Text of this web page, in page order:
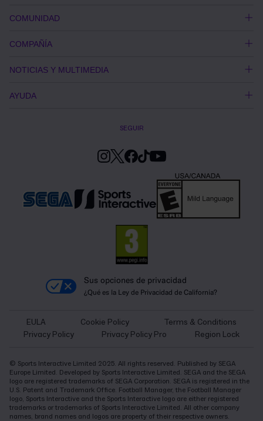
COMUNIDAD
COMPAÑÍA
NOTICIAS Y MULTIMEDIA
AYUDA
SEGUIR
Sus opciones de privacidad
¿Qué es la Ley de Privacidad de California?
EULA Cookie Policy
Terms & Conditions
Privacy Policy
Privacy Policy Pro Region Lock
© Sports Interactive Limited 2025. All rights reserved. Published by SEGA
Europe Limited. Developed by Sports Interactive Limited. SEGA and the SEGA
logo are registered trademarks of SEGA Corporation. SEGA is registered in the
U.S. Patent and Trademark Office. Football Manager, the Football Manager
logo, Sports Interactive and the Sports Interactive logo are either registered
trademarks or trademarks of Sports Interactive Limited. All other company
names, brand names and logos are property of their respective owners.